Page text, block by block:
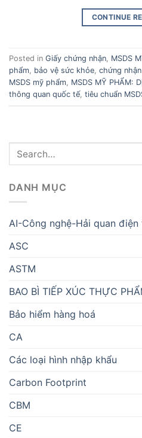
CONTINUE
Posted in Giấy chứng nhận MSDS
phẩm bảo vệ sức khỏe chứng
MSDS mỹ phẩm MSDS MỸ PHẨM:
thông quan quốc tế tiêu chuẩn
DANH MỤC
AI-Công nghệ-Hải quan điện
ASC
ASTM
BAO BÌ TIẾP XÚC THỰC
Bảo hiểm hàng hoá
CA
Các loại hình nhập khẩu
Carbon Footprint
CBM
CE